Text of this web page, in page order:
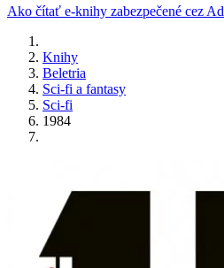
Ako čítať e-knihy zabezpečené cez
Knihy
Beletria
Sci-fi a fantasy
Sci-fi
1984